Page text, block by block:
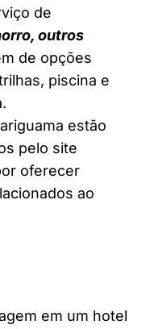
de
outros
de opções
piscina e
estão
pelo site
oferecer
ao
em um hotel